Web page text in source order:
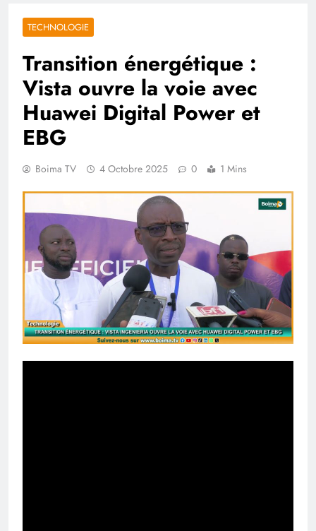
TECHNOLOGIE
Transition énergétique :
Vista ouvre la voie avec
Huawei Digital Power et
EBG
Boima TV 4 Octobre 2025 0 1 Mins